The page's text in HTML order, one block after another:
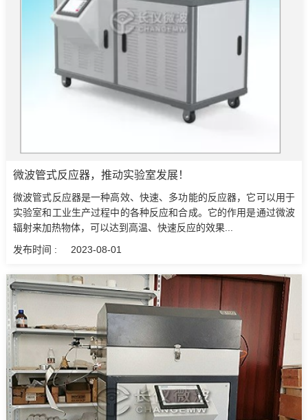
微波管式反应器，推动实验室发展！
微波管式反应器是一种高效、快速、多功能的反应器，它可以用于
实验室和工业生产过程中的各种反应和合成。它的作用是通过微波
辐射来加热物体，可以达到高温、快速反应的效果...
发布时间 :
2023-08-01